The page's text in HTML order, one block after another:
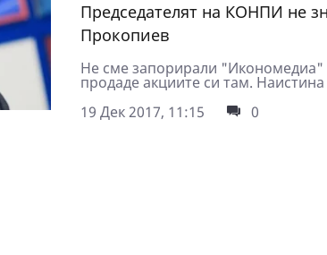
Председателят на КОНПИ не
Прокопиев
Не сме запорирали "Икономедиа"
продаде акциите си там. Наистина
19 Дек 2017, 11:15
0